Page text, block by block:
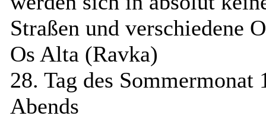
Straßen und verschiedene
Os Alta (Ravka)
28. Tag des Sommermonat
Abends